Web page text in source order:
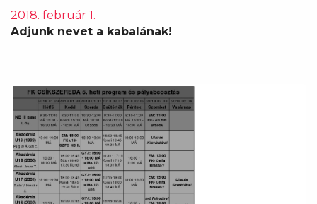
2018. február 1.
Adjunk nevet a kabalának!